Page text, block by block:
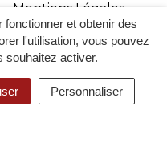
et obtenir des
l'utilisation, vous pouvez
souhaitez activer.
Personnaliser
ACCESSIBILITÉ
Mentions Légales